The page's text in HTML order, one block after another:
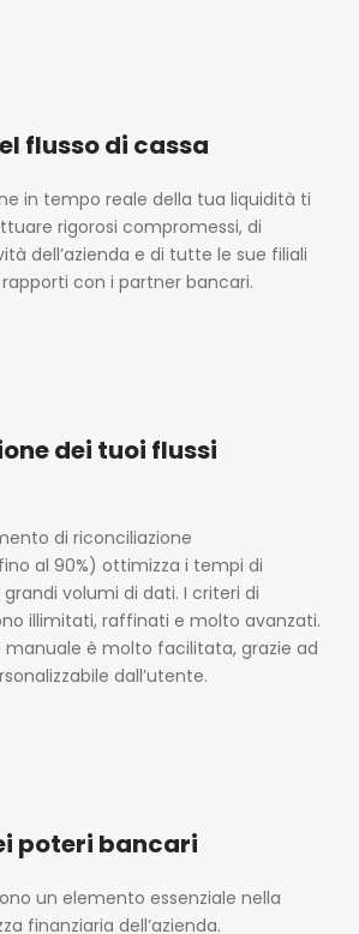
flusso di cassa
in tempo reale della tua liquidità ti
rigorosi compromessi, di
dell’azienda e di tutte le sue filiali
con i partner bancari.
dei tuoi flussi
di riconciliazione
al 90%) ottimizza i tempi di
volumi di dati. I criteri di
illimitati, raffinati e molto avanzati.
manuale è molto facilitata, grazie ad
dall’utente.
poteri bancari
un elemento essenziale nella
finanziaria dell’azienda.